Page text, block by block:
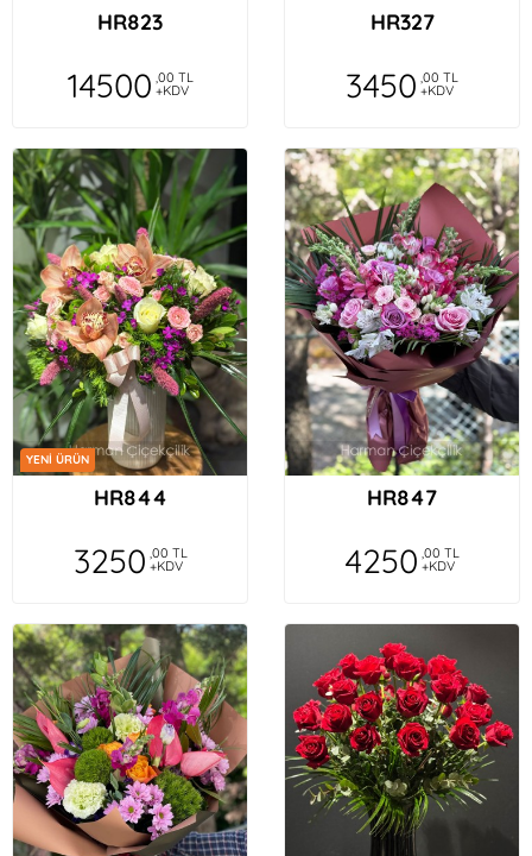
HR823
14500 ,00 TL
+KDV
HR327
3450 ,00 TL
+KDV
YENİ ÜRÜN
HR844
3250 ,00 TL
+KDV
HR847
4250 ,00 TL
+KDV